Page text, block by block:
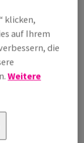
weiterempfehlen
klicken,
auf Ihrem
die
Weitere